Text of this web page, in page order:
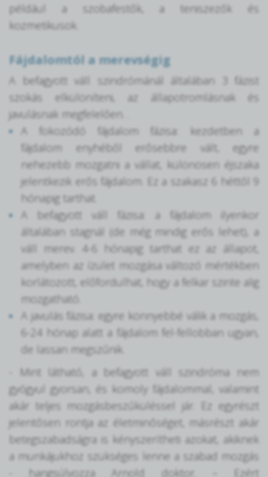
például a szobafestők, a teniszezők és
kozmetikusok.
Fájdalomtól a merevségig
A befagyott váll szindrómánál általában 3 fázist
szokás elkülöníteni, az állapotromlásnak és
javulásnak megfelelően. .
A fokozódó fájdalom fázisa: kezdetben a
fájdalom enyhéből erősebbre vált, egyre
nehezebb mozgatni a vállat, különösen éjszaka
jelentkezik erős fájdalom. Ez a szakasz 6 héttől 9
hónapig tarthat.
A befagyott váll fázisa: a fájdalom ilyenkor
általában stagnál (de még mindig erős lehet), a
váll merev. 4-6 hónapig tarthat ez az állapot,
amelyben az ízület mozgása változó mértékben
korlátozott, előfordulhat, hogy a felkar szinte alig
mozgatható.
A javulás fázisa: egyre könnyebbé válik a mozgás,
6-24 hónap alatt a fájdalom fel-fellobban ugyan,
de lassan megszűnik.
- Mint látható, a befagyott váll szindróma nem
gyógyul gyorsan, és komoly fájdalommal, valamint
akár teljes mozgásbeszűküléssel jár. Ez egyrészt
jelentősen rontja az életminőséget, másrészt akár
betegszabadságra is kényszerítheti azokat, akiknek
a munkájukhoz szükséges lenne a szabad mozgás
- hangsúlyozza Arnold doktor. – Ezért